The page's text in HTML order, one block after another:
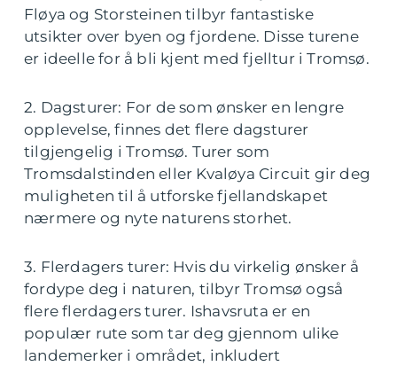
Fløya og Storsteinen tilbyr fantastiske
utsikter over byen og fjordene. Disse turene
er ideelle for å bli kjent med fjelltur i Tromsø.
2. Dagsturer: For de som ønsker en lengre
opplevelse, finnes det flere dagsturer
tilgjengelig i Tromsø. Turer som
Tromsdalstinden eller Kvaløya Circuit gir deg
muligheten til å utforske fjellandskapet
nærmere og nyte naturens storhet.
3. Flerdagers turer: Hvis du virkelig ønsker å
fordype deg i naturen, tilbyr Tromsø også
flere flerdagers turer. Ishavsruta er en
populær rute som tar deg gjennom ulike
landemerker i området, inkludert